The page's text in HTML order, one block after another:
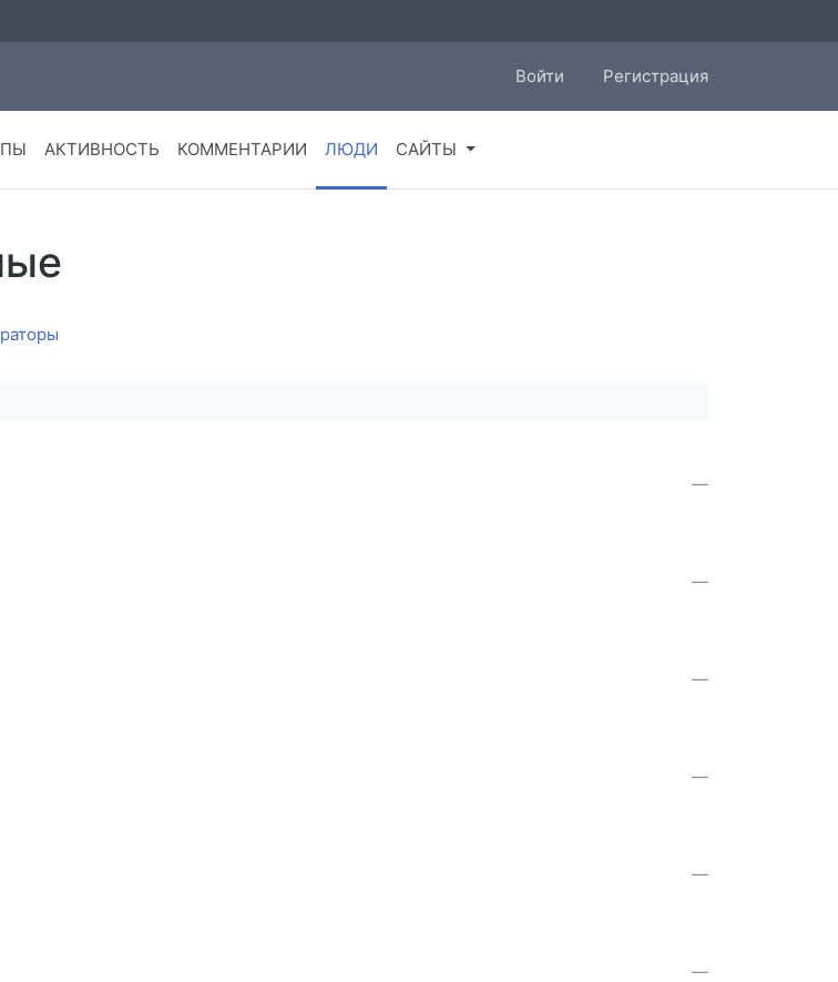
Войти Регистрация
АКТИВНОСТЬ КОММЕНТАРИИ ЛЮДИ САЙТЫ
—
—
—
—
—
—